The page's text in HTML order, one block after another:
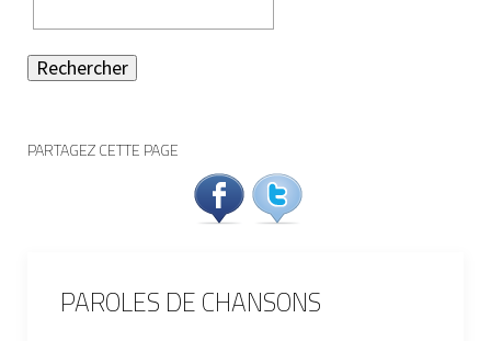
Rechercher
PARTAGEZ CETTE PAGE
PAROLES DE CHANSONS